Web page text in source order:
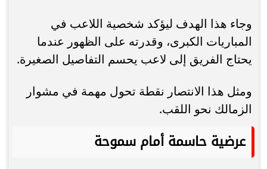
وجاء هذا الهدف ليؤكد شخصية اللاعب في
المباريات الكبرى، وقدرته على الظهور عندما
يحتاج الفريق إلى لاعب يحسم التفاصيل الصغيرة.
ومثل هذا الانتصار نقطة تحول مهمة في مشوار
الزمالك نحو اللقب.
عرضية حاسمة أمام سموحة